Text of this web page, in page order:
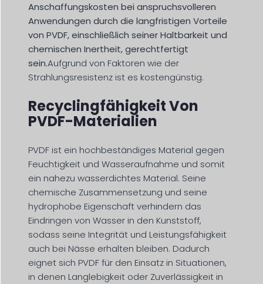
Anschaffungskosten bei anspruchsvolleren
Anwendungen durch die langfristigen Vorteile
von PVDF, einschließlich seiner Haltbarkeit und
chemischen Inertheit, gerechtfertigt
sein.Aufgrund von Faktoren wie der
Strahlungsresistenz ist es kostengünstig.
Recyclingfähigkeit Von
PVDF-Materialien
PVDF ist ein hochbeständiges Material gegen
Feuchtigkeit und Wasseraufnahme und somit
ein nahezu wasserdichtes Material. Seine
chemische Zusammensetzung und seine
hydrophobe Eigenschaft verhindern das
Eindringen von Wasser in den Kunststoff,
sodass seine Integrität und Leistungsfähigkeit
auch bei Nässe erhalten bleiben. Dadurch
eignet sich PVDF für den Einsatz in Situationen,
in denen Langlebigkeit oder Zuverlässigkeit in